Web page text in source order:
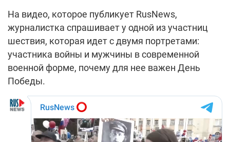
На видео, которое публикует RusNews,
журналистка спрашивает у одной из участниц
шествия, которая идет с двумя портретами:
участника войны и мужчины в современной
военной форме, почему для нее важен День
Победы.